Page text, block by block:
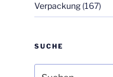
Verpackung(167)
SUCHE